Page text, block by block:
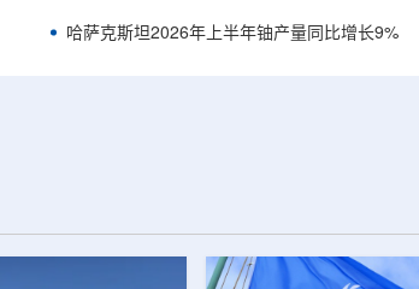
哈萨克斯坦2026年上半年铀产量同比增长9%